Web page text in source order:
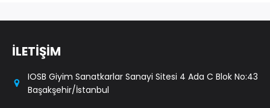
İLETİŞİM
IOSB Giyim Sanatkarlar Sanayi Sitesi 4 Ada C Blok No:43
Başakşehir/İstanbul